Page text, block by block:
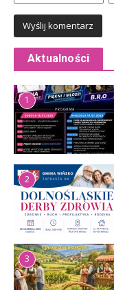
Aktualności
1
2
3